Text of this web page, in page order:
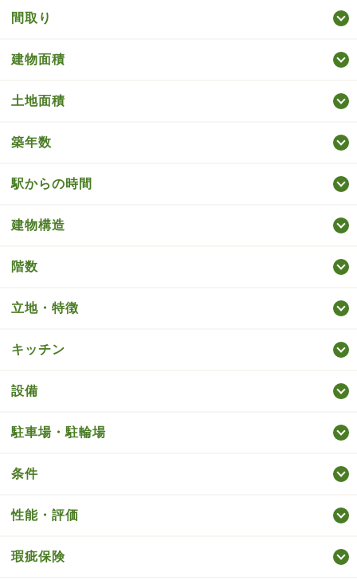
間取り
建物面積
土地面積
築年数
駅からの時間
建物構造
階数
立地・特徴
キッチン
設備
駐車場・駐輪場
条件
性能・評価
瑕疵保険